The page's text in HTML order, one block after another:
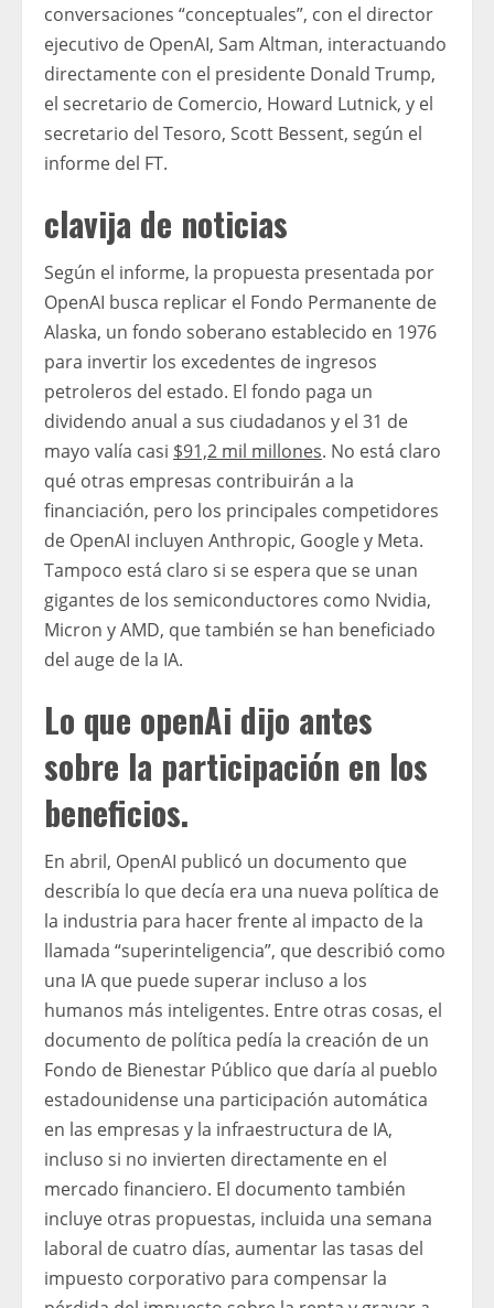
conversaciones “conceptuales”, con el director
ejecutivo de OpenAI, Sam Altman, interactuando
directamente con el presidente Donald Trump,
el secretario de Comercio, Howard Lutnick, y el
secretario del Tesoro, Scott Bessent, según el
informe del FT.
clavija de noticias
Según el informe, la propuesta presentada por
OpenAI busca replicar el Fondo Permanente de
Alaska, un fondo soberano establecido en 1976
para invertir los excedentes de ingresos
petroleros del estado. El fondo paga un
dividendo anual a sus ciudadanos y el 31 de
mayo valía casi $91,2 mil millones. No está claro
qué otras empresas contribuirán a la
financiación, pero los principales competidores
de OpenAI incluyen Anthropic, Google y Meta.
Tampoco está claro si se espera que se unan
gigantes de los semiconductores como Nvidia,
Micron y AMD, que también se han beneficiado
del auge de la IA.
Lo que openAi dijo antes
sobre la participación en los
beneficios.
En abril, OpenAI publicó un documento que
describía lo que decía era una nueva política de
la industria para hacer frente al impacto de la
llamada “superinteligencia”, que describió como
una IA que puede superar incluso a los
humanos más inteligentes. Entre otras cosas, el
documento de política pedía la creación de un
Fondo de Bienestar Público que daría al pueblo
estadounidense una participación automática
en las empresas y la infraestructura de IA,
incluso si no invierten directamente en el
mercado financiero. El documento también
incluye otras propuestas, incluida una semana
laboral de cuatro días, aumentar las tasas del
impuesto corporativo para compensar la